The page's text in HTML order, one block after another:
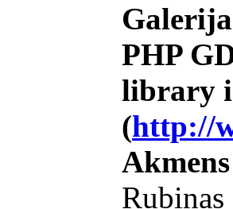
Galerija
PHP
library
(http://